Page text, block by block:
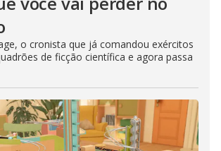
o cronista que já comandou exércitos
de ficção científica e agora passa